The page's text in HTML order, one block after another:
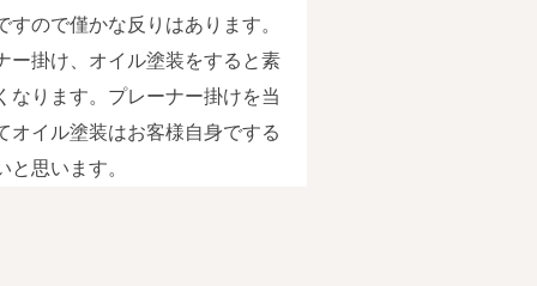
すので僅かな反りはあります。
ー掛け、オイル塗装をすると素
なります。プレーナー掛けを当
オイル塗装はお客様自身でする
と思います。